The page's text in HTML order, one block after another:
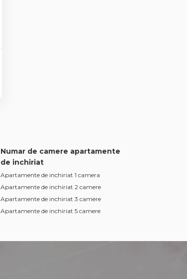
Numar de camere apartamente
de inchiriat
Apartamente de inchiriat 1 camera
Apartamente de inchiriat 2 camere
Apartamente de inchiriat 3 camere
Apartamente de inchiriat 5 camere